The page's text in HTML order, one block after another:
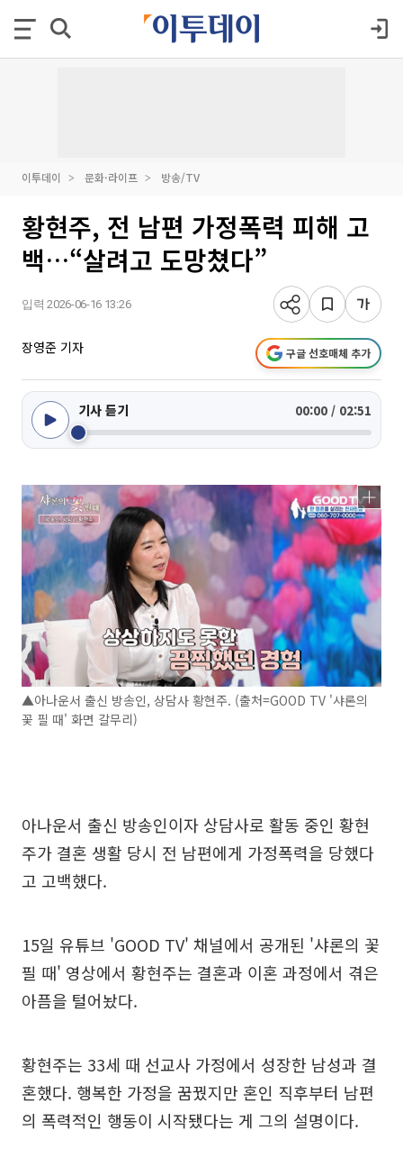
이투데이 문화·라이프 방송/TV
황현주, 전 남편 가정폭력 피해 고
백…“살려고 도망쳤다”
입력 2026-06-16 13:26
장영준 기자 구글 선호매체 추가
기사 듣기 00:00 / 02:51
▲아나운서 출신 방송인, 상담사 황현주. (출처=GOOD TV '샤론의
꽃 필 때' 화면 갈무리)
아나운서 출신 방송인이자 상담사로 활동 중인 황현
주가 결혼 생활 당시 전 남편에게 가정폭력을 당했다
고 고백했다.
15일 유튜브 'GOOD TV' 채널에서 공개된 '샤론의 꽃
필 때' 영상에서 황현주는 결혼과 이혼 과정에서 겪은
아픔을 털어놨다.
황현주는 33세 때 선교사 가정에서 성장한 남성과 결
혼했다. 행복한 가정을 꿈꿨지만 혼인 직후부터 남편
의 폭력적인 행동이 시작됐다는 게 그의 설명이다.